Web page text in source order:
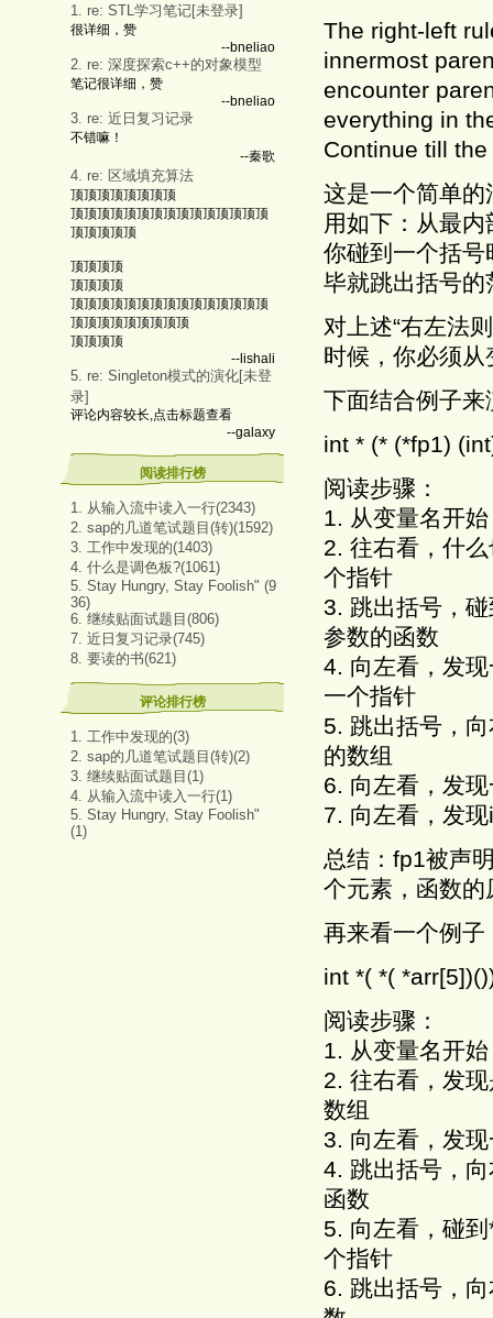
1. re: STL学习笔记[未登录]
很详细，赞
--bneliao
2. re: 深度探索c++的对象模型
笔记很详细，赞
--bneliao
3. re: 近日复习记录
不错嘛！
--秦歌
4. re: 区域填充算法
顶顶顶顶顶顶顶顶
顶顶顶顶顶顶顶顶顶顶顶顶顶顶顶
顶顶顶顶顶
顶顶顶顶
顶顶顶顶
顶顶顶顶顶顶顶顶顶顶顶顶顶顶顶
顶顶顶顶顶顶顶顶顶
顶顶顶顶
--lishali
5. re: Singleton模式的演化[未登
录]
评论内容较长,点击标题查看
--galaxy
阅读排行榜
1. 从输入流中读入一行(2343)
2. sap的几道笔试题目(转)(1592)
3. 工作中发现的(1403)
4. 什么是调色板?(1061)
5. Stay Hungry, Stay Foolish" (9
36)
6. 继续贴面试题目(806)
7. 近日复习记录(745)
8. 要读的书(621)
评论排行榜
1. 工作中发现的(3)
2. sap的几道笔试题目(转)(2)
3. 继续贴面试题目(1)
4. 从输入流中读入一行(1)
5. Stay Hungry, Stay Foolish"
(1)
The right-left
innermost
encounter
everything in
Continue till
这是一个简单
用如下：从最
你碰到一个括
毕就跳出括号
对上述“右左法
时候，你必须
下面结合例子来
int * (* (*fp1)
阅读步骤：
1. 从变量名开
2. 往右看，什
个指针
3. 跳出括号，
参数的函数
4. 向左看，发
一个指针
5. 跳出括号，
的数组
6. 向左看，发
7. 向左看，发
总结：fp1被声
个元素，函数
再来看一个例子
int *( *(
阅读步骤：
1. 从变量名开
2. 往右看，发
数组
3. 向左看，发
4. 跳出括号，
函数
5. 向左看，碰
个指针
6. 跳出括号，